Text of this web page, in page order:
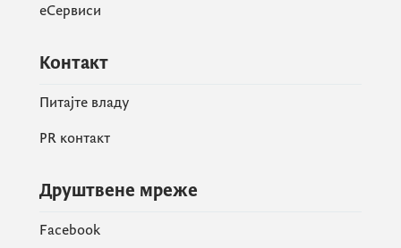
еСервиси
Контакт
Питајте владу
PR контакт
Друштвене мреже
Facebook